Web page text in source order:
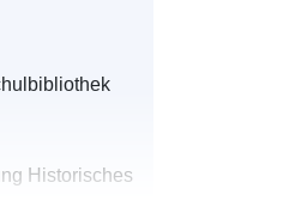
Historisches